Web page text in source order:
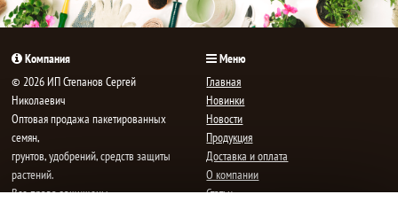
Компания
© 2026 ИП Степанов Сергей
Николаевич
Oптовая продажа пакетированных
семян,
грунтов, удобрений, средств защиты
растений.
Все права защищены.
Меню
Главная
Новинки
Новости
Продукция
Доставка и оплата
О компании
Статьи